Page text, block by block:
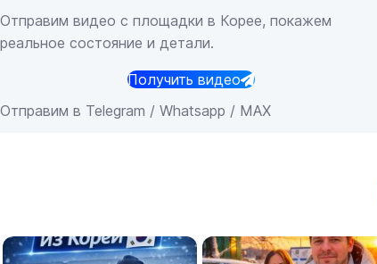
Отправим видео с площадки в Корее, покажем
реальное состояние и детали.
Получить видео
Отправим в Telegram / Whatsapp / MAX